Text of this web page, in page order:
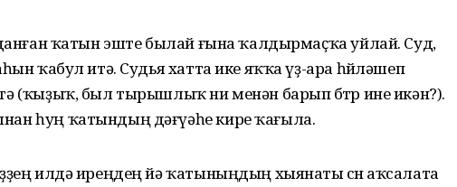
ҡатын эште былай ғына ҡалдырмаҫҡа уйлай. Суд,
ҡабул итә. Судья хатта ике яҡҡа үҙ-ара һөйләшеп
(ҡыҙыҡ, был тырышлыҡ ни менән барып бөтөр ине икән?).
һуң ҡатындың дәғүәһе кире ҡағыла.
илдә иреңдең йә ҡатыныңдың хыянаты өсөн аҡсалата